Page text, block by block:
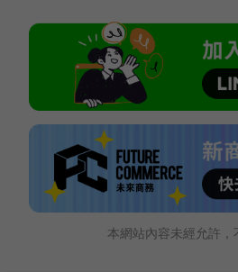
本網站內容未經允許，